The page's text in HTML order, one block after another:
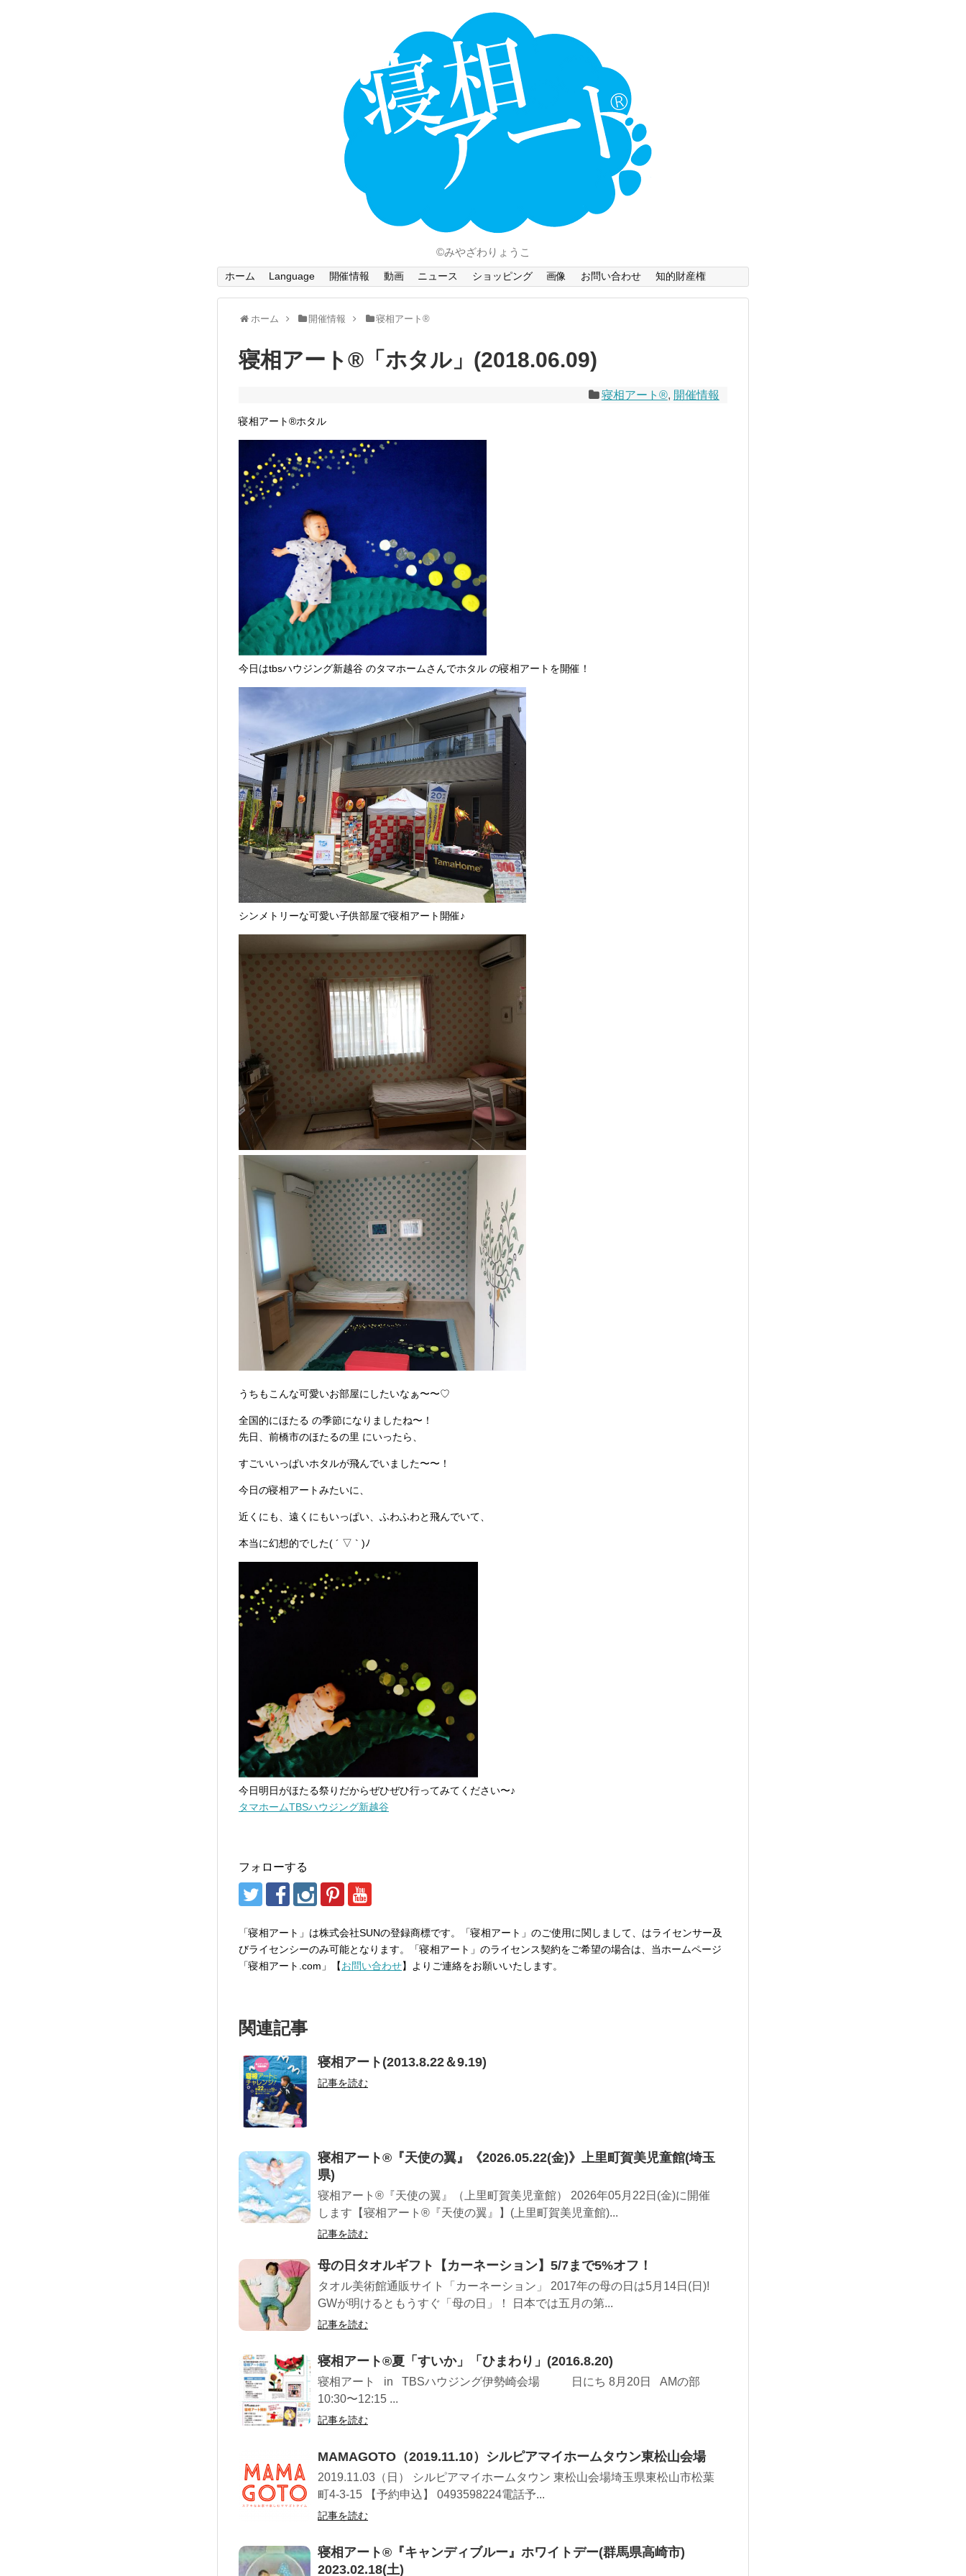
©みやざわりょうこ
ホーム Language 開催情報 動画 ニュース ショッピング 画像 お問い合わせ 知的財産権
ホーム 開催情報 寝相アート®
寝相アート®︎「ホタル」(2018.06.09)
寝相アート®, 開催情報
寝相アート®︎ホタル
今日はtbsハウジング新越谷 のタマホームさんでホタル の寝相アートを開催！
シンメトリーな可愛い子供部屋で寝相アート開催♪
うちもこんな可愛いお部屋にしたいなぁ〜〜♡
全国的にほたる の季節になりましたね〜！
先日、前橋市のほたるの里 にいったら、
すごいいっぱいホタルが飛んでいました〜〜！
今日の寝相アートみたいに、
近くにも、遠くにもいっぱい、ふわふわと飛んでいて、
本当に幻想的でした( ´ ▽ ` )ﾉ
今日明日がほたる祭りだからぜひぜひ行ってみてください〜♪
タマホームTBSハウジング新越谷
フォローする
「寝相アート」は株式会社SUNの登録商標です。「寝相アート」のご使用に関しまして、はライセンサー及
びライセンシーのみ可能となります。「寝相アート」のライセンス契約をご希望の場合は、当ホームページ
「寝相アート.com」【お問い合わせ】よりご連絡をお願いいたします。
関連記事
寝相アート(2013.8.22＆9.19)
記事を読む
寝相アート®︎『天使の翼』《2026.05.22(金)》上里町賀美児童館(埼玉
県)
寝相アート®『天使の翼』（上里町賀美児童館） 2026年05月22日(金)に開催
します【寝相アート®︎『天使の翼』】(上里町賀美児童館)...
記事を読む
母の日タオルギフト【カーネーション】5/7まで5%オフ！
タオル美術館通販サイト「カーネーション」 2017年の母の日は5月14日(日)!
GWが明けるともうすぐ「母の日」！ 日本では五月の第...
記事を読む
寝相アート®夏「すいか」「ひまわり」(2016.8.20)
寝相アート in TBSハウジング伊勢崎会場 日にち 8月20日 AMの部
10:30〜12:15 ...
記事を読む
MAMAGOTO（2019.11.10）シルピアマイホームタウン東松山会場
2019.11.03（日） シルピアマイホームタウン 東松山会場埼玉県東松山市松葉
町4-3-15 【予約申込】 0493598224電話予...
記事を読む
寝相アート®︎『キャンディブルー』ホワイトデー(群馬県高崎市)
2023.02.18(土)
Language
開催情報
動画
ニュース
ショッピング